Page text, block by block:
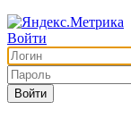
Войти
Войти